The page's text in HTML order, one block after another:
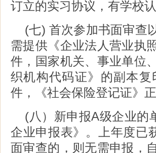
订立的实习协议，有学校
(七) 首次参加书面审查
需提供《企业法人营业执
件，国家机关、事业单位
织机构代码证》的副本
件，《社会保险登记证》正
(八）新申报A级企业的
企业申报表》。上年度已
面审查的，则无需申报，